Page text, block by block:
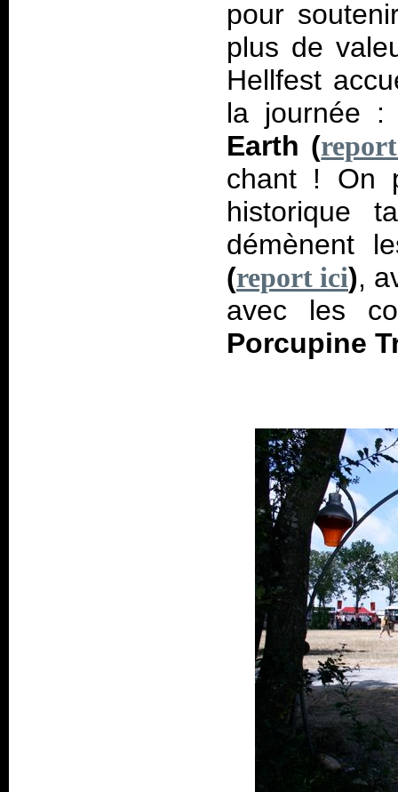
pour
plus de
Hellfest
la journée :
Earth (
chant ! On
historique
démènent
(report ici),
avec les
Porcupine